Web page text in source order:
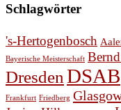
Schlagwörter
's-Hertogenbosch
Bayerische Meisterschaft
Dresden DSAB
Frankfurt Friedberg